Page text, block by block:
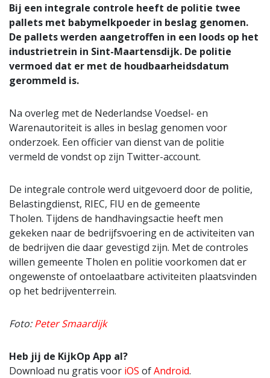
Bij een integrale controle heeft de politie twee
pallets met babymelkpoeder in beslag genomen.
De pallets werden aangetroffen in een loods op het
industrietrein in Sint-Maartensdijk. De politie
vermoed dat er met de houdbaarheidsdatum
gerommeld is.
Na overleg met de Nederlandse Voedsel- en
Warenautoriteit is alles in beslag genomen voor
onderzoek. Een officier van dienst van de politie
vermeld de vondst op zijn Twitter-account.
De integrale controle werd uitgevoerd door de politie,
Belastingdienst, RIEC, FIU en de gemeente
Tholen. Tijdens de handhavingsactie heeft men
gekeken naar de bedrijfsvoering en de activiteiten van
de bedrijven die daar gevestigd zijn. Met de controles
willen gemeente Tholen en politie voorkomen dat er
ongewenste of ontoelaatbare activiteiten plaatsvinden
op het bedrijventerrein.
Foto:Peter Smaardijk
Heb jij de KijkOp App al?
Download nu gratis voor iOS ofAndroid.